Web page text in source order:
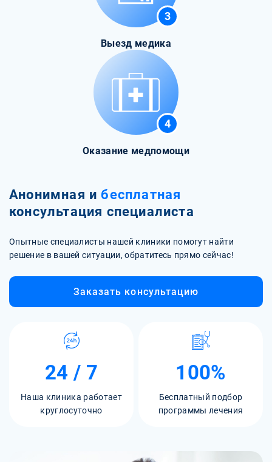
3
Выезд медика
4
Оказание медпомощи
Анонимная и бесплатная
консультация специалиста
Опытные специалисты нашей клиники помогут найти
решение в вашей ситуации, обратитесь прямо сейчас!
Заказать консультацию
24 / 7
Наша клиника работает
круглосуточно
100%
Бесплатный подбор
программы лечения